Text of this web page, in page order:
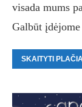
visada mums
Galbūt
SKAITYTI